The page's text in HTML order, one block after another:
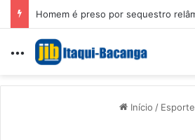
Menu
Início / Esporte